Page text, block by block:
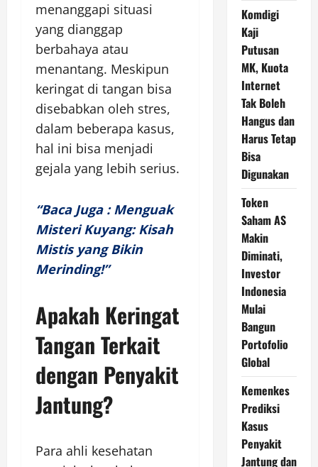
menanggapi situasi
yang dianggap
berbahaya atau
menantang. Meskipun
keringat di tangan bisa
disebabkan oleh stres,
dalam beberapa kasus,
hal ini bisa menjadi
gejala yang lebih serius.
“Baca Juga : Menguak
Misteri Kuyang: Kisah
Mistis yang Bikin
Merinding!”
Apakah Keringat
Tangan Terkait
dengan Penyakit
Jantung?
Para ahli kesehatan
Komdigi
Kaji
Putusan
MK, Kuota
Internet
Tak Boleh
Hangus dan
Harus Tetap
Bisa
Digunakan
Token
Saham AS
Makin
Diminati,
Investor
Indonesia
Mulai
Bangun
Portofolio
Global
Kemenkes
Prediksi
Kasus
Penyakit
Jantung dan